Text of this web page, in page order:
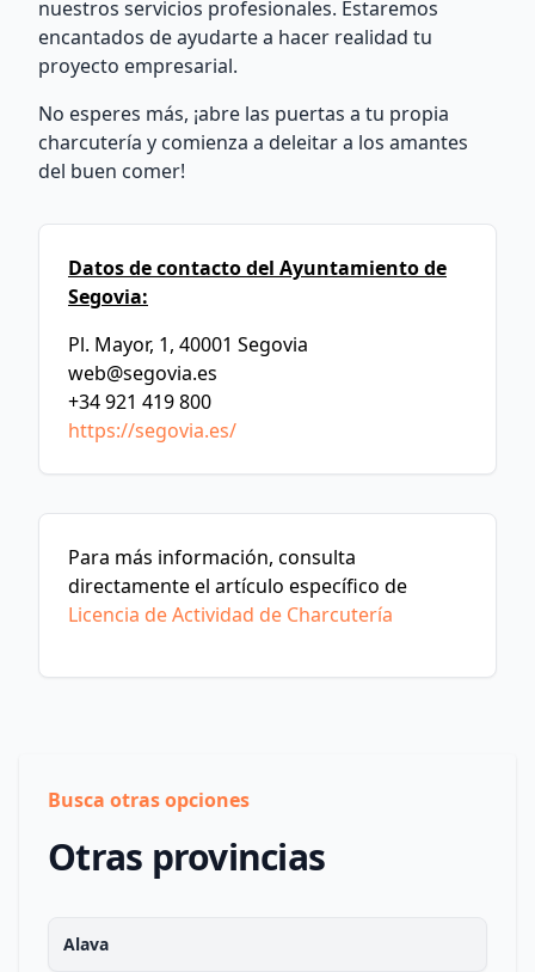
nuestros servicios profesionales. Estaremos
encantados de ayudarte a hacer realidad tu
proyecto empresarial.
No esperes más, ¡abre las puertas a tu propia
charcutería y comienza a deleitar a los amantes
del buen comer!
Datos de contacto del Ayuntamiento de
Segovia:
Pl. Mayor, 1, 40001 Segovia
web@segovia.es
+34 921 419 800
https://segovia.es/
Para más información, consulta
directamente el artículo específico de
Licencia de Actividad de Charcutería
Busca otras opciones
Otras provincias
Alava